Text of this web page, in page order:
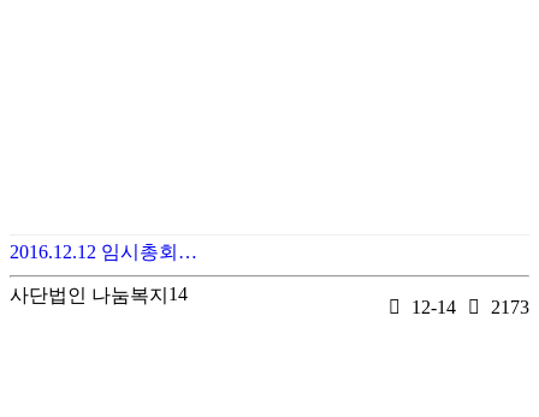
2016.12.12 임시총회…
사단법인 나눔복지
12-14 2173
14